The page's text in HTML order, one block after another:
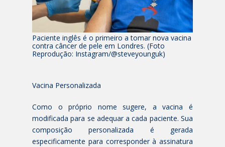
Paciente inglês é o primeiro a tomar nova vacina
contra câncer de pele em Londres. (Foto
Reprodução: Instagram/@steveyounguk)
Vacina Personalizada
Como o próprio nome sugere, a vacina é
modificada para se adequar a cada paciente. Sua
composição personalizada é gerada
especificamente para corresponder à assinatura